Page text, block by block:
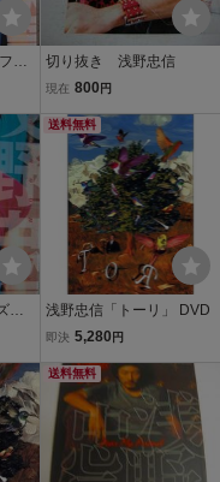
ァ
切り抜き 浅野忠信
現在 800 円
送料無料
浅野忠信「トーリ」 DVD
即決 5,280 円
送料無料